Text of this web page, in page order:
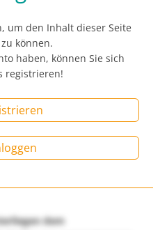
um den Inhalt dieser Seite
können.
haben, können Sie sich
registrieren!
dem